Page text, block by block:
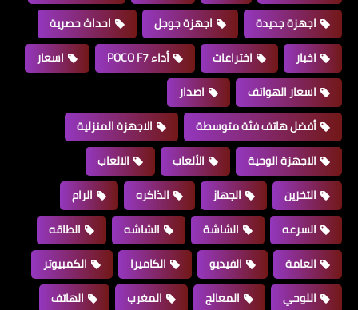
اجهزة جديدة
اجهزة جوجل
احداث حصرية
اخبار
اختراعات أداء POCO F7
اسعار
اسعار الهواتف
اصدار
أفضل هاتف فئة متوسطة
الاجهزة المنزلية
الاجهزة الوحية
الألعاب
الالعاب
التخزين
الجهاز الذاكره
الرام
السرعه
الشاشة الشاشه
الطاقه
العامة
الفيديو الكاميرا
الكمبيوتر
اللوحي
المعالج المغرب
الهاتف